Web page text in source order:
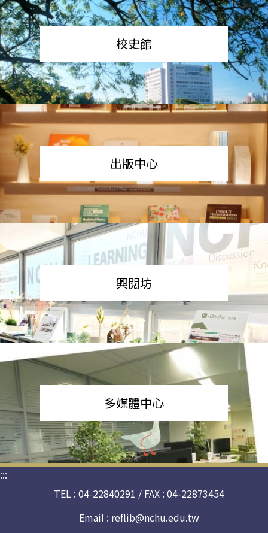
校史館
出版中心
興閱坊
多媒體中心
:::
TEL : 04-22840291 / FAX : 04-22873454
Email : reflib@nchu.edu.tw